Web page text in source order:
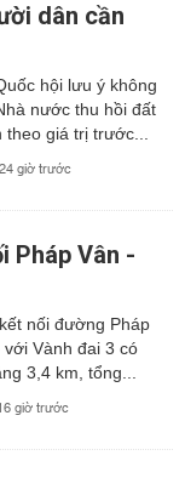
dân cần
hội lưu ý không
nước thu hồi đất
theo giá trị trước...
24 giờ trước
Pháp Vân -
nối đường Pháp
Vành đai 3 có
3,4 km, tổng...
giờ trước